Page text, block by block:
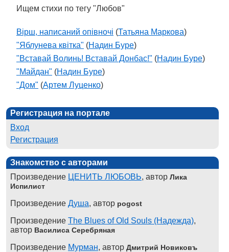
Ищем стихи по тегу "Любов"
Вірш, написаний опівночі (Татьяна Маркова)
"Яблунева квітка" (Надин Буре)
"Вставай Волинь! Вставай Донбас!" (Надин Буре)
"Майдан" (Надин Буре)
"Дом" (Артем Луценко)
Регистрация на портале
Вход
Регистрация
Знакомство с авторами
Произведение ЦЕНИТЬ ЛЮБОВЬ, автор Лика
Испилист
Произведение Душа, автор pogost
Произведение The Blues of Old Souls (Надежда),
автор Василиса Серебряная
Произведение Мурман, автор Дмитрий Новиковъ